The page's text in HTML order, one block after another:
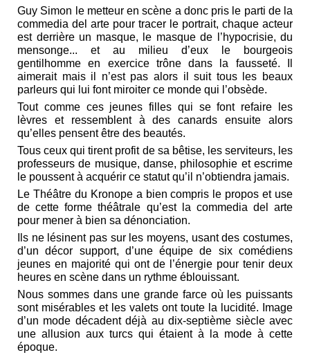
Guy Simon le metteur en scène a donc pris le parti de la
commedia del arte pour tracer le portrait, chaque acteur
est derrière un masque, le masque de l’hypocrisie, du
mensonge... et au milieu d’eux le bourgeois
gentilhomme en exercice trône dans la fausseté. Il
aimerait mais il n’est pas alors il suit tous les beaux
parleurs qui lui font miroiter ce monde qui l’obsède.
Tout comme ces jeunes filles qui se font refaire les
lèvres et ressemblent à des canards ensuite alors
qu’elles pensent être des beautés.
Tous ceux qui tirent profit de sa bêtise, les serviteurs, les
professeurs de musique, danse, philosophie et escrime
le poussent à acquérir ce statut qu’il n’obtiendra jamais.
Le Théâtre du Kronope a bien compris le propos et use
de cette forme théâtrale qu’est la commedia del arte
pour mener à bien sa dénonciation.
Ils ne lésinent pas sur les moyens, usant des costumes,
d’un décor support, d’une équipe de six comédiens
jeunes en majorité qui ont de l’énergie pour tenir deux
heures en scène dans un rythme éblouissant.
Nous sommes dans une grande farce où les puissants
sont misérables et les valets ont toute la lucidité. Image
d’un mode décadent déjà au dix-septième siècle avec
une allusion aux turcs qui étaient à la mode à cette
époque.